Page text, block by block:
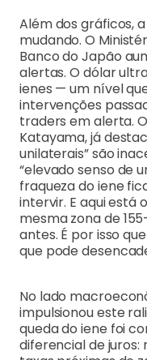
Além dos gráficos,
mudando. O
Banco do Japão
alertas. O dólar
ienes — um nível
intervenções
traders em alerta.
Katayama, já
unilaterais” são
“elevado senso de
fraqueza do iene
intervir. E aqui está
mesma zona de
antes. É por isso
que pode
No lado
impulsionou este
queda do iene foi
diferencial de juros: